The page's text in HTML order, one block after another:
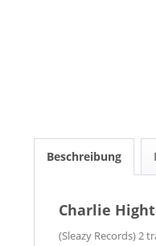
Beschreibung
Charlie
(Sleazy Records) 2